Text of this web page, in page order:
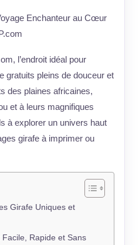
Enchanteur au Cœur
l’endroit idéal pour
gratuits pleins de douceur et
des plaines africaines,
et à leurs magnifiques
à explorer un univers haut
girafe à imprimer ou
Girafe Uniques et
Rapide et Sans